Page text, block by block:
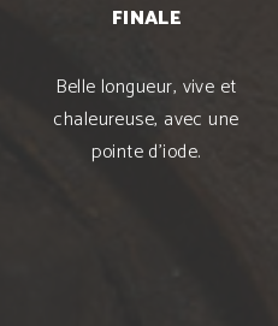
FINALE
Belle longueur, vive et
chaleureuse, avec une
pointe d’iode.